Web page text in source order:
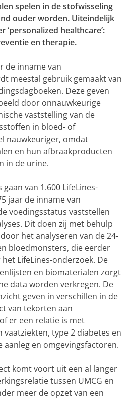
spelen in de stofwisseling
ouder worden. Uiteindelijk
‘personalized healthcare’:
en therapie.
de inname van
meestal gebruik gemaakt van
Deze geven
door onnauwkeurige
vaststelling van de
in bloed- of
nauwkeuriger, omdat
en hun afbraakproducten
in de urine.
van 1.600 LifeLines-
jaar de inname van
voedingsstatus vaststellen
Dit doen zij met behulp
het analyseren van de 24-
bloedmonsters, die eerder
LifeLines-onderzoek. De
en biomaterialen zorgt
data worden verkregen. De
geven in verschillen in de
van tekorten aan
er een relatie is met
type 2 diabetes en
aanleg en omgevingsfactoren.
komt voort uit een al langer
tussen UMCG en
meer de opzet van een